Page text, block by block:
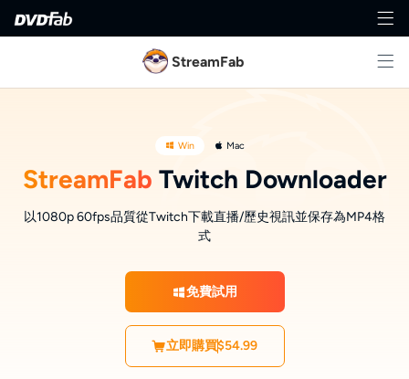
StreamFab
Win Mac
StreamFab Twitch Downloader
以1080p 60fps品質從Twitch下載直播/歷史視訊並保存為MP4格
式
免費試用
立即購買$54.99